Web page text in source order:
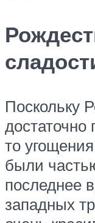
Поскольку
достаточно
то
были
последнее
западных